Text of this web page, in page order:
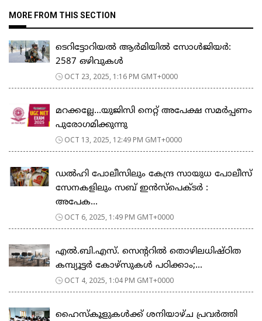
MORE FROM THIS SECTION
ടെറിട്ടോറിയൽ ആർമിയിൽ സോൾജിയർ:
2587 ഒഴിവുകൾ
OCT 23, 2025, 1:16 PM GMT+0000
മറക്കല്ലേ…യുജിസി നെറ്റ് അപേക്ഷ സമർപ്പണം
പുരോഗമിക്കുന്നു
OCT 13, 2025, 12:49 PM GMT+0000
ഡൽഹി പോലീസിലും കേന്ദ്ര സായുധ പോലീസ്
സേനകളിലും സബ് ഇൻസ്പെക്ടർ :
അപേക...
OCT 6, 2025, 1:49 PM GMT+0000
എല്‍.ബി.എസ്. സെന്ററില്‍ തൊഴിലധിഷ്ഠിത
കമ്പ്യൂട്ടർ കോഴ്സുകൾ പഠിക്കാം;...
OCT 4, 2025, 1:04 PM GMT+0000
ഹൈസ്കൂളുകൾക്ക് ശനിയാഴ്ച പ്രവർത്തി